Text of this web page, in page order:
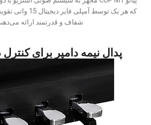
که هر یک توسط
شفاف و قدرتمند ارائه
پدال نیمه دامپر برای